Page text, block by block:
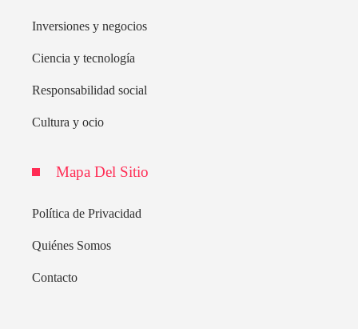
Inversiones y negocios
Ciencia y tecnología
Responsabilidad social
Cultura y ocio
Mapa Del Sitio
Política de Privacidad
Quiénes Somos
Contacto